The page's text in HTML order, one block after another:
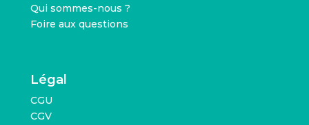
Qui sommes-nous ?
Foire aux questions
Légal
CGU
CGV